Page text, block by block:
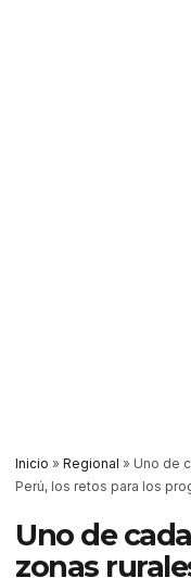
Inicio » Regional » Uno de
Perú, los retos para los
Uno de
zonas